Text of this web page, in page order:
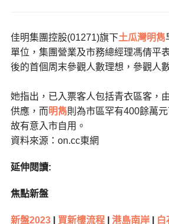
佳明集團控股(01271)旗下土瓜灣明雋
單位，集團營業及市務總經理馮倩平
後的首個周末參觀人數理想，參觀人
她指出，已入票客人包括青衣區客，
供應，而明雋則為市區罕有400餘萬
故有意入市自用。
資料來源：on.cc東網
延伸閱讀:
焦點新盤
新盤2023| 買新樓流程| 港島南岸| 白